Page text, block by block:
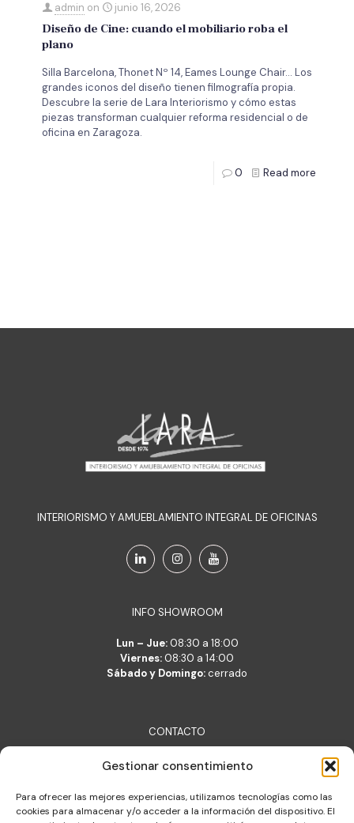
Gestionar consentimiento
Para ofrecer las mejores experiencias, utilizamos tecnologías como las
cookies para almacenar y/o acceder a la información del dispositivo. El
admin on junio 16, 2026
Diseño de Cine: cuando el mobiliario roba el
plano
Silla Barcelona, Thonet Nº 14, Eames Lounge Chair… Los
grandes iconos del diseño tienen filmografía propia.
Descubre la serie de Lara Interiorismo y cómo estas
piezas transforman cualquier reforma residencial o de
oficina en Zaragoza.
0 Read more
INTERIORISMO Y AMUEBLAMIENTO INTEGRAL DE OFICINAS
INFO SHOWROOM
Lun – Jue:08:30 a 18:00
Viernes: 08:30 a 14:00
Sábado y Domingo:cerrado
CONTACTO
Lara Belsué S.L.
lara@lara.es
T: +34 976 377 704